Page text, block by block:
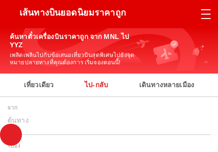
เส้นทางบินยอดนิยมราคาถูก
ค้นหาตั๋วเครื่องบินราคาถูก จาก MNL ไป
YYZ
เพลิดเพลินไปกับข้อเสนอเที่ยวบินสุดพิเศษไปยังจุด
หมายปลายทางที่คุณต้องการ เริ่มจองตอนนี้!
เที่ยวเดียว ไป-กลับ เดินทางหลายเมือง
จาก
ต้นทาง
ไปยัง